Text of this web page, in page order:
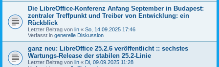
Die LibreOffice-Konferenz Anfang September in Budapest:
zentraler Treffpunkt und Treiber von Entwicklung: ein
Rückblick
Letzter Beitrag von lin « So, 14.09.2025 17:46
Verfasst in generelle Diskussion
ganz neu: LibreOffice 25.2.6 veröffentlicht :: sechstes
Wartungs-Release der stabilen 25.2-Linie
Letzter Beitrag von lin « Di, 09.09.2025 11:28